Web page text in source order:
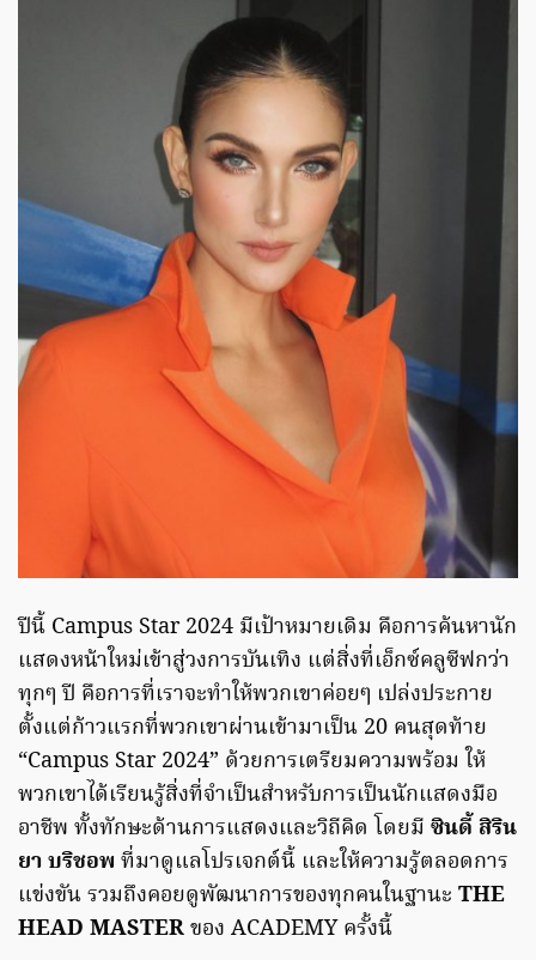
ปีนี้ Campus Star 2024 มีเป้าหมายเดิม คือการค้นหานัก
แสดงหน้าใหม่เข้าสู่วงการบันเทิง แต่สิ่งที่เอ็กซ์คลูซีฟกว่า
ทุกๆ ปี คือการที่เราจะทำให้พวกเขาค่อยๆ เปล่งประกาย
ตั้งแต่ก้าวแรกที่พวกเขาผ่านเข้ามาเป็น 20 คนสุดท้าย
“Campus Star 2024” ด้วยการเตรียมความพร้อม ให้
พวกเขาได้เรียนรู้สิ่งที่จำเป็นสำหรับการเป็นนักแสดงมือ
อาชีพ ทั้งทักษะด้านการแสดงและวิถีคิด โดยมี ซินดี้ สิริน
ยา บริชอพ ที่มาดูแลโปรเจกต์นี้ และให้ความรู้ตลอดการ
แข่งขัน รวมถึงคอยดูพัฒนาการของทุกคนในฐานะ THE
HEAD MASTERของ ACADEMY ครั้งนี้